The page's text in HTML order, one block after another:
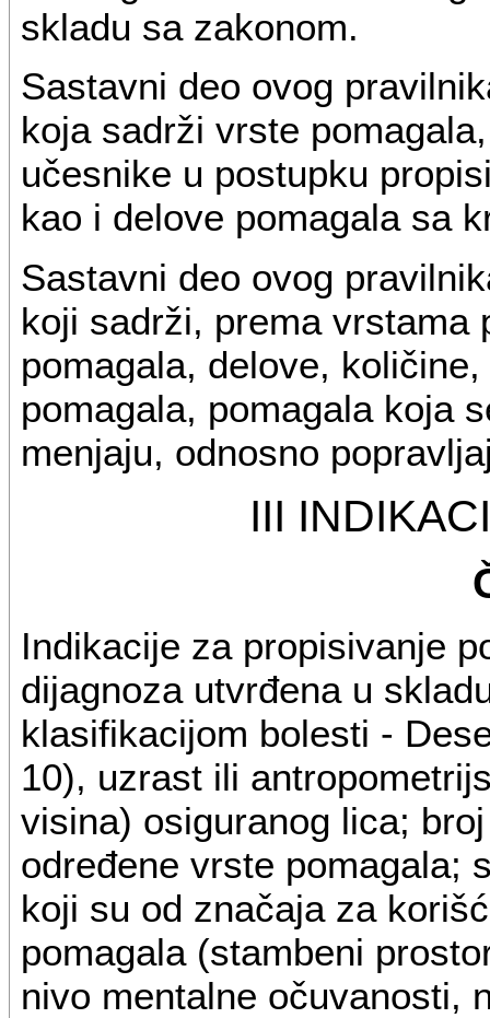
skladu sa zakonom.
Sastavni deo ovog
koja sadrži vrste
učesnike u postupku
kao i delove pomagala sa
Sastavni deo ovog
koji sadrži, prema vrstama
pomagala, delove,
pomagala, pomagala koja
menjaju, odnosno
III
Indikacije za propisivanje
dijagnoza utvrđena u
klasifikacijom bolesti -
10), uzrast ili
visina) osiguranog lica;
određene vrste pomagala;
koji su od značaja za
pomagala (stambeni
nivo mentalne očuvanosti,